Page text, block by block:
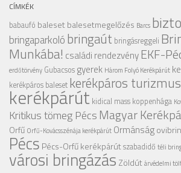
CÍMKÉK
babaufó balesetbalesetmegelőzés Barcs
bringaparkolóbringaút bringásreggeli
Munkába! családi rendezvényEKF-
erdőtörvény Gubacsos gyerek Három Folyó Kerékpárút
kerékpáros baleset kerékpáros turizmus
kerékpárút kidical mass koppenhága
Kritikus tömeg PécsMagyar
Orfű Orfű-Kovácsszénája kerékpárút Ormánság
Pécs Pécs-Orfű kerékpárútszabadidő téli
városi bringázás Zöldútárvédelmi